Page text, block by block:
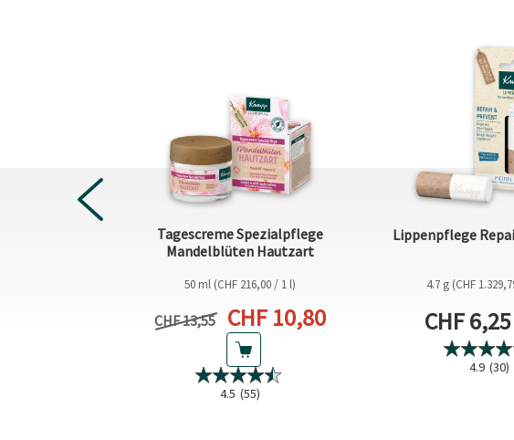
Tagescreme Spezialpflege
Mandelblüten Hautzart
50 ml (CHF 216,00 / 1 l)
Vorheriger Preis
CHF 13,55 Aktueller Preis
CHF 10,80
4.5 (55)
Lippenpflege
4.7 g (CHF
Aktueller
CHF 6,25
4.9 (30)
PREVIOUS